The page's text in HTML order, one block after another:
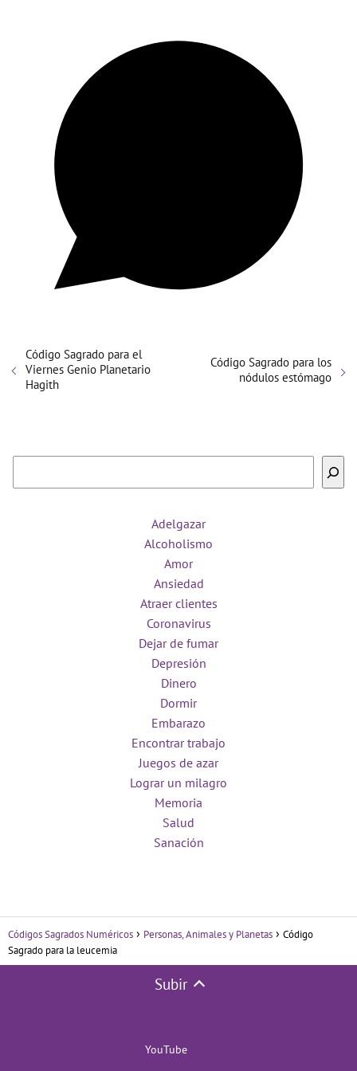
Código Sagrado para el
Viernes Genio Planetario
Hagith
Código Sagrado para los
nódulos estómago
Adelgazar
Alcoholismo
Amor
Ansiedad
Atraer clientes
Coronavirus
Dejar de fumar
Depresión
Dinero
Dormir
Embarazo
Encontrar trabajo
Juegos de azar
Lograr un milagro
Memoria
Salud
Sanación
Códigos Sagrados Numéricos Personas, Animales y Planetas
Código
Sagrado para la leucemia
Subir
YouTube